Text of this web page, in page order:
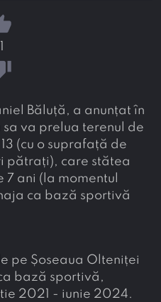
Băluță, a anunțat în
va prelua terenul de
(cu o suprafață de
pătrați), care stătea
ani (la momentul
ca bază sportivă
pe Șoseaua Olteniței
bază sportivă,
2021 - iunie 2024.